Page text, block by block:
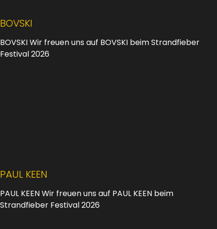
BOVSKI
BOVSKI Wir freuen uns auf BOVSKI beim Strandfieber
Festival 2026
PAUL KEEN
PAUL KEEN Wir freuen uns auf PAUL KEEN beim
Strandfieber Festival 2026